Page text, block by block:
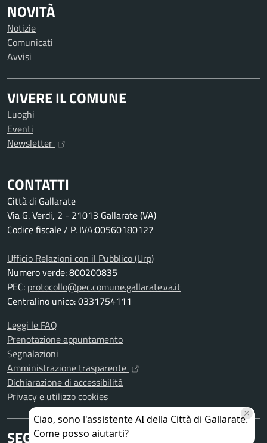
NOVITÀ
Notizie
Comunicati
Avvisi
VIVERE IL COMUNE
Luoghi
Eventi
Newsletter
CONTATTI
Città di Gallarate
Via G. Verdi, 2 - 21013 Gallarate (VA)
Codice fiscale / P. IVA:00560180127
Ufficio Relazioni con il Pubblico (Urp)
Numero verde: 800200835
PEC: protocollo@pec.comune.gallarate.va.it
Centralino unico: 0331754111
Leggi le FAQ
Prenotazione appuntamento
Segnalazioni
Amministrazione trasparente
Dichiarazione di accessibilità
Privacy e utilizzo cookies
SEGUICI SU